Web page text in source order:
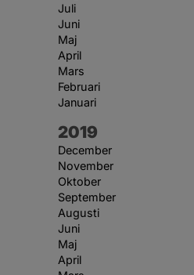
Juli
Juni
Maj
April
Mars
Februari
Januari
År:
2019
December
November
Oktober
September
Augusti
Juni
Maj
April